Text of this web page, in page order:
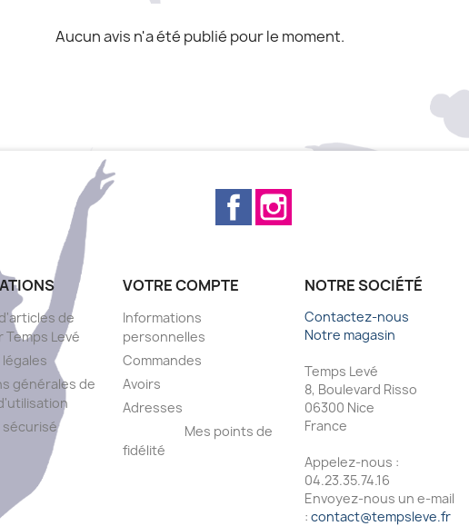
Aucun avis n'a été publié pour le moment.
Facebook
de
Temps Levé
générales de
sécurisé
VOTRE COMPTE
Informations
personnelles
Commandes
Avoirs
Adresses
Mes points de
fidélité
NOTRE SOCIÉTÉ
Contactez-nous
Notre magasin
Temps Levé
8, Boulevard Risso
06300 Nice
France
Appelez-nous :
04.23.35.74.16
Envoyez-nous un e-mail
: contact@tempsleve.fr